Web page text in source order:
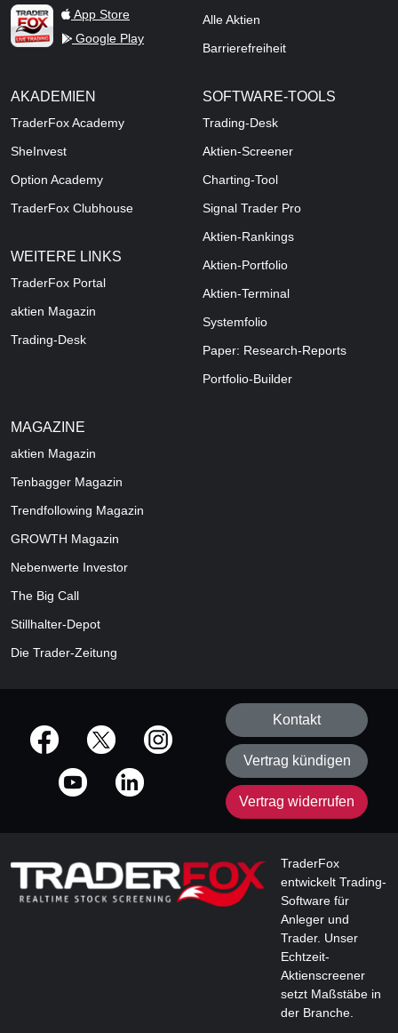
TraderFox Live Trading
App Store
Google Play
Alle Aktien
Barrierefreiheit
AKADEMIEN
TraderFox Academy
SheInvest
Option Academy
TraderFox Clubhouse
WEITERE LINKS
TraderFox Portal
aktien Magazin
Trading-Desk
SOFTWARE-TOOLS
Trading-Desk
Aktien-Screener
Charting-Tool
Signal Trader Pro
Aktien-Rankings
Aktien-Portfolio
Aktien-Terminal
Systemfolio
Paper: Research-Reports
Portfolio-Builder
MAGAZINE
aktien Magazin
Tenbagger Magazin
Trendfollowing Magazin
GROWTH Magazin
Nebenwerte Investor
The Big Call
Stillhalter-Depot
Die Trader-Zeitung
offizielle Social Media-Accounts
Kontakt
Vertrag kündigen
Vertrag widerrufen
TraderFox
entwickelt Trading-
Software für
Anleger und
Trader. Unser
Echtzeit-
Aktienscreener
setzt Maßstäbe in
der Branche.